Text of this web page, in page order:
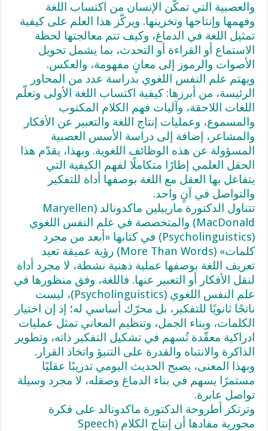
والعصبية التي تمكّن الإنسان من اكتساب اللغة
وفهمها وإنتاجها وتخزينها. ويركّز هذا العلم على كيفية
تمثيل اللغة في الدماغ، وكيف تتم معالجتها لحظة
الاستماع أو القراءة أو التحدث، بما يشمل تحويل
الأصوات والرموز إلى معانٍ مفهومة، والعكس.
ويهتم علم النفس اللغوي بدراسة عدد من المحاور
الرئيسة، من أبرزها: كيفية اكتساب اللغة الأولى وتعلّم
اللغات اللاحقة، وآليات فهم الكلام المكتوب
والمسموع، وعمليات إنتاج اللغة والتعبير عن الأفكار
والمشاعر، إضافة إلى دراسة الأسس العصبية
المسؤولة عن هذه الوظائف اللغوية. وبهذا، يقدّم هذا
الحقل العلمي إطارًا متكاملًا لفهم الكيفية التي
يتفاعل بها العقل مع اللغة بوصفها أداة للتفكير
والتواصل في آنٍ واحد.
تتناول الدكتورة مارييلين ماكدونالد (Maryellen
MacDonald) والمتخصصة في علم النفس اللغوي
(Psycholinguistics) في كتابها «أبعد من مجرد
كلمات» (More Than Words) رؤية عميقة تعيد
تعريف اللغة بوصفها عملية ذهنية نشطة، لا مجرد أداة
لنقل الأفكار أو التعبير عنها. فاللغة، وفق منظورها في
علم النفس اللغوي (Psycholinguistics)، ليست
ناتجًا ثانويًا للتفكير، بل محرّك أساسي له؛ إذ إن اختيار
الكلمات، وبناء الجمل، وتنظيم المعاني تمثل عمليات
ادراكية معقّدة تُسهم في تشكيل التفكير ذاته، وتطوير
الذاكرة والانتباه والقدرة على التنبؤ واتخاذ القرار.
وبهذا المعنى، يصبح الحديث اليومي تدريبًا عقليًا
مستمرًا يسهم في بناء الدماغ وصقله، لا مجرد وسيلة
تواصل عابرة.
وترتكز أطروحة الدكتورة ماكدونالد على فكرة
محورية مفادها أن إنتاج الكلام (Speech